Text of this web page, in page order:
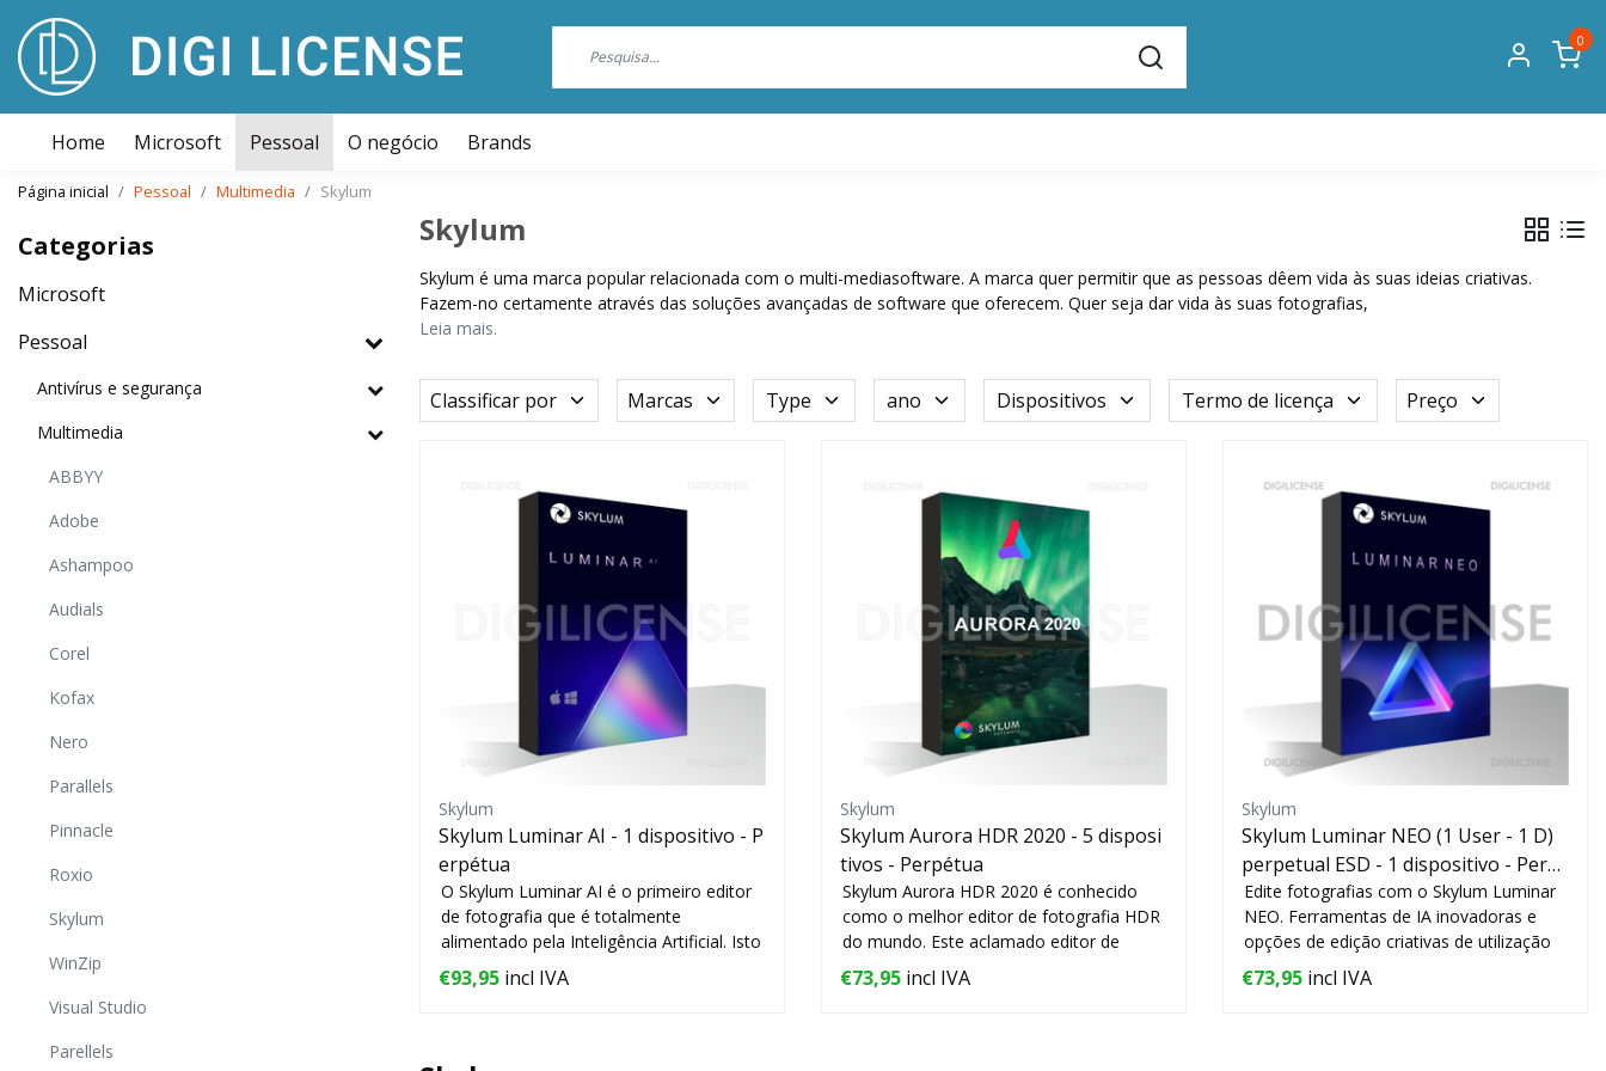
0
Home Microsoft Pessoal O negócio Brands
Página inicial Pessoal Multimedia Skylum
Categorias
Microsoft
Pessoal
Antivírus e segurança
Multimedia
ABBYY
Adobe
Ashampoo
Audials
Corel
Kofax
Nero
Parallels
Pinnacle
Roxio
Skylum
WinZip
Visual Studio
Parellels
Skylum
Skylum é uma marca popular relacionada com o multi-mediasoftware. A marca quer permitir que as pessoas dêem vida às suas ideias criativas.
Fazem-no certamente através das soluções avançadas de software que oferecem. Quer seja dar vida às suas fotografias,
Leia mais.
Classificar por Marcas Type ano Dispositivos Termo de licença Preço
Skylum
Skylum Luminar AI - 1 dispositivo - P
erpétua
O Skylum Luminar AI é o primeiro editor
de fotografia que é totalmente
alimentado pela Inteligência Artificial. Isto
faz...
€93,95 incl IVA
Skylum
Skylum Aurora HDR 2020 - 5 disposi
tivos - Perpétua
Skylum Aurora HDR 2020 é conhecido
como o melhor editor de fotografia HDR
do mundo. Este aclamado editor de
fotografia H...
€73,95 incl IVA
Skylum
Skylum Luminar NEO (1 User - 1 D)
perpetual ESD - 1 dispositivo - Perp
étua
Edite fotografias com o Skylum Luminar
NEO. Ferramentas de IA inovadoras e
opções de edição criativas de utilização
únic...
€73,95 incl IVA